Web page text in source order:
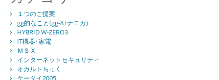
１つのご提案
gg的なこと(gg-8+ナニカ)
HYBRID W-ZERO3
IT機器･家電
ＭＳＸ
インターネットセキュリティ
オカルトちっく
ケータイ2005